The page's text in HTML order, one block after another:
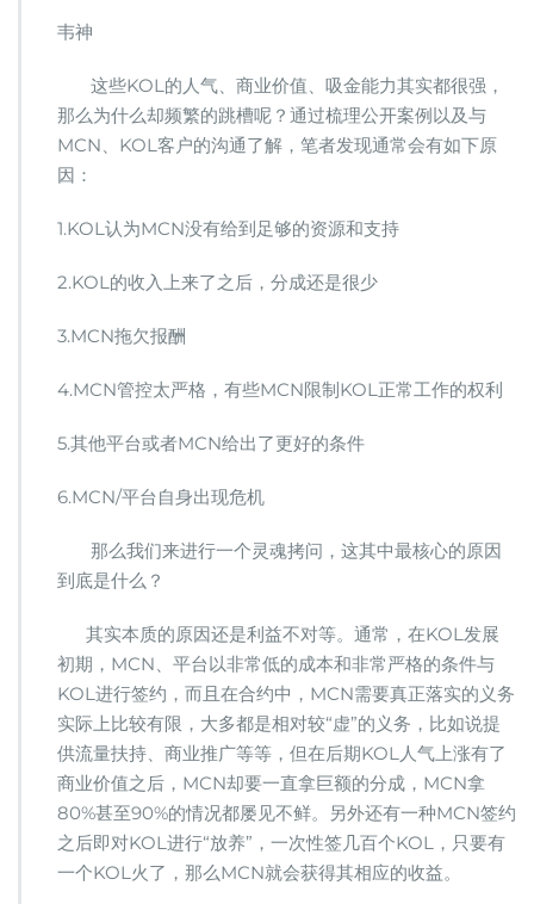
M
C
N
与
L
的
定
韦神
这些KOL的人气、商业价值、吸金能力其实都很强，
那么为什么却频繁的跳槽呢？通过梳理公开案例以及与
MCN、KOL客户的沟通了解，笔者发现通常会有如下原
因：
1.KOL认为MCN没有给到足够的资源和支持
2.KOL的收入上来了之后，分成还是很少
3.MCN拖欠报酬
4.MCN管控太严格，有些MCN限制KOL正常工作的权利
5.其他平台或者MCN给出了更好的条件
6.MCN/平台自身出现危机
那么我们来进行一个灵魂拷问，这其中最核心的原因
到底是什么？
其实本质的原因还是利益不对等。通常，在KOL发展
初期，MCN、平台以非常低的成本和非常严格的条件与
KOL进行签约，而且在合约中，MCN需要真正落实的义务
实际上比较有限，大多都是相对较“虚”的义务，比如说提
供流量扶持、商业推广等等，但在后期KOL人气上涨有了
商业价值之后，MCN却要一直拿巨额的分成，MCN拿
80%甚至90%的情况都屡见不鲜。另外还有一种MCN签约
之后即对KOL进行“放养”，一次性签几百个KOL，只要有
一个KOL火了，那么MCN就会获得其相应的收益。